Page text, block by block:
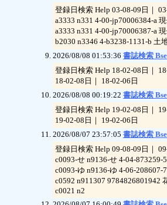
登録日検索 Help 03-08-09日｜
a3333 n331 4-00-jp70006384-a
a3333 n331 4-00-jp70006387-a
b2030 n3346 4-b3238-1131-b 土
2026/08/08 01:53:36 書誌検索
登録日検索 Help 18-02-08日｜
18-02-08日｜ 18-02-06日
2026/08/08 00:19:22 書誌検索
登録日検索 Help 19-02-08日｜
19-02-08日｜ 19-02-06日
2026/08/07 23:57:05 書誌検索
登録日検索 Help 09-08-09日｜
c0093-せ n9136-せ 4-04-
c0093-ゆ n9136-ゆ 4-06-
c0592 n911307 9784826801942
c0021 n2